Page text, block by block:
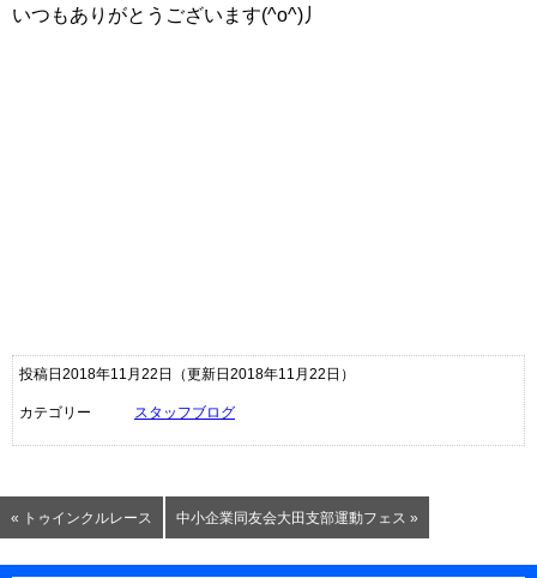
いつもありがとうございます(^o^)丿
投稿日2018年11月22日 （更新日2018年11月22日）
カテゴリー スタッフブログ
« トゥインクルレース 中小企業同友会大田支部運動フェス »